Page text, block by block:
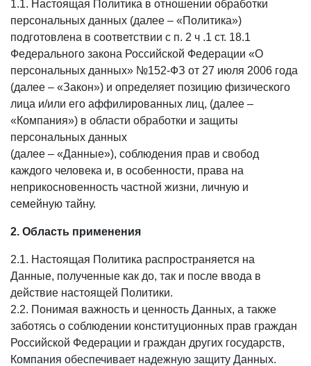
1.1. Настоящая Политика в отношении обработки
персональных данных (далее – «Политика»)
подготовлена в соответствии с п. 2 ч .1 ст. 18.1
Федерального закона Российской Федерации «О
персональных данных» №152-ФЗ от 27 июля 2006 года
(далее – «Закон») и определяет позицию физического
лица и/или его аффилированных лиц, (далее –
«Компания») в области обработки и защиты
персональных данных
(далее – «Данные»), соблюдения прав и свобод
каждого человека и, в особенности, права на
неприкосновенность частной жизни, личную и
семейную тайну.
2. Область применения
2.1. Настоящая Политика распространяется на
Данные, полученные как до, так и после ввода в
действие настоящей Политики.
2.2. Понимая важность и ценность Данных, а также
заботясь о соблюдении конституционных прав граждан
Российской Федерации и граждан других государств,
Компания обеспечивает надежную защиту Данных.